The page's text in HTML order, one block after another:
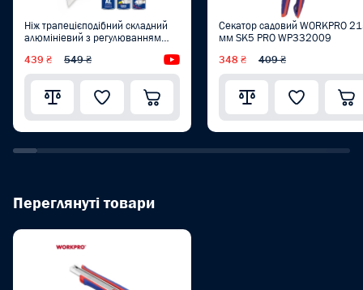
Ніж трапецієподібний складний
алюмініевий з регулюванням
WP211013
439 ₴ 549 ₴ Відеоогляд
Секатор садовий WORKPRO
мм SK5 PRO WP332009
348 ₴ 409 ₴
Переглянуті товари